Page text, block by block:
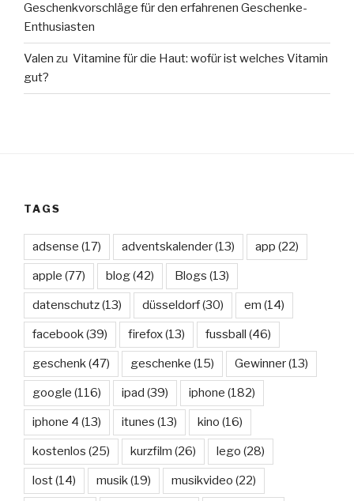
Geschenkvorschläge für den erfahrenen Geschenke-
Enthusiasten
Valen zu Vitamine für die Haut: wofür ist welches Vitamin
gut?
TAGS
adsense (17) adventskalender(13) app (22)
apple (77) blog(42) Blogs (13)
datenschutz(13) düsseldorf(30) em (14)
facebook(39) firefox(13) fussball (46)
geschenk(47) geschenke (15) Gewinner(13)
google (116) ipad (39) iphone (182)
iphone 4 (13) itunes (13) kino (16)
kostenlos (25) kurzfilm (26) lego (28)
lost(14) musik(19) musikvideo (22)